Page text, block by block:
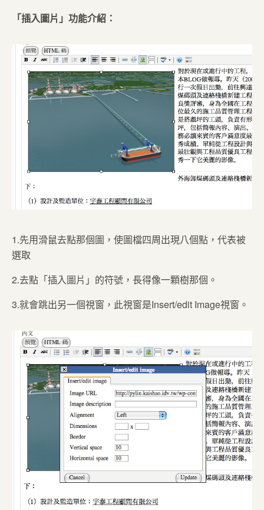
「插入圖片」功能介紹：
1.先用滑鼠去點那個圖，使圖檔四周出現八個點，代表被
選取
2.去點「插入圖片」的符號，長得像一顆樹那個。
3.就會跳出另一個視窗，此視窗是Insert/edit Image視窗。